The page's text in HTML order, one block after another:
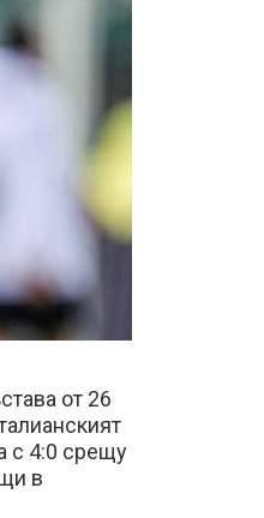
от 26
с 4:0 срещу
в